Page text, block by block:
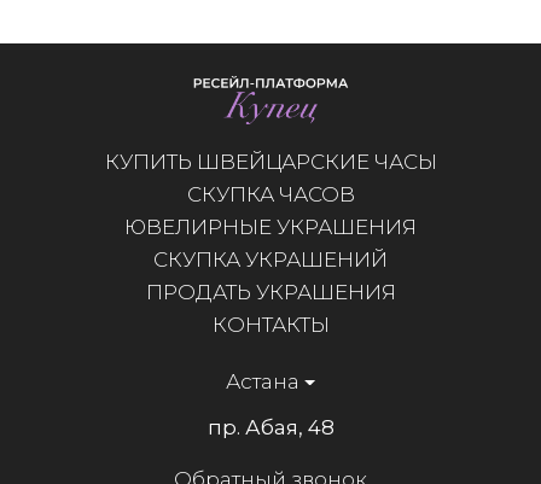
КУПИТЬ ШВЕЙЦАРСКИЕ ЧАСЫ
СКУПКА ЧАСОВ
ЮВЕЛИРНЫЕ УКРАШЕНИЯ
СКУПКА УКРАШЕНИЙ
ПРОДАТЬ УКРАШЕНИЯ
КОНТАКТЫ
Астана
пр. Абая, 48
Обратный звонок